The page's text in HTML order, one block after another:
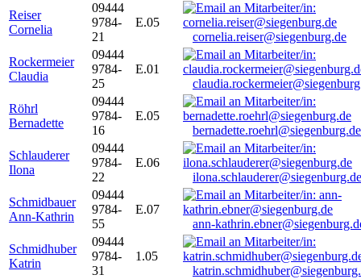
Reiser
Cornelia
09444
9784-
21
E.05
cornelia.reiser@siegenburg.de
Rockermeier
Claudia
09444
9784-
25
E.01
Röhrl
Bernadette
09444
9784-
16
E.05
bernadette.roehrl@siegenburg.de
Schlauderer
Ilona
09444
9784-
22
E.06
ilona.schlauderer@siegenburg.de
Schmidbauer
Ann-Kathrin
09444
9784-
55
E.07
ann-
Schmidhuber
Katrin
09444
9784-
31
1.05